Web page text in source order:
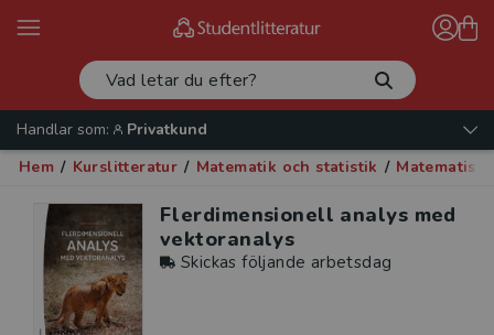
Handlar som:
Privatkund
Hem / Kurslitteratur / Matematik och statistik / Matematisk
Flerdimensionell analys med
vektoranalys
Skickas följande arbetsdag